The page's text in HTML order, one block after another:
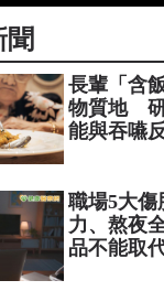
聞
長輩「含
物質地 研
能與吞嚥
職場5大傷
力、熬夜
品不能取